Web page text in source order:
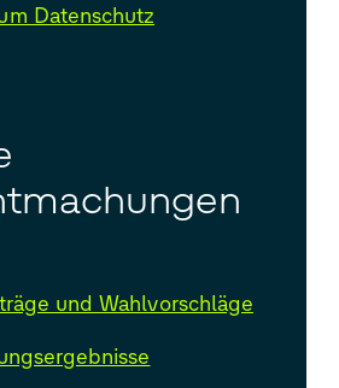
Datenschutz
und Wahlvorschläge